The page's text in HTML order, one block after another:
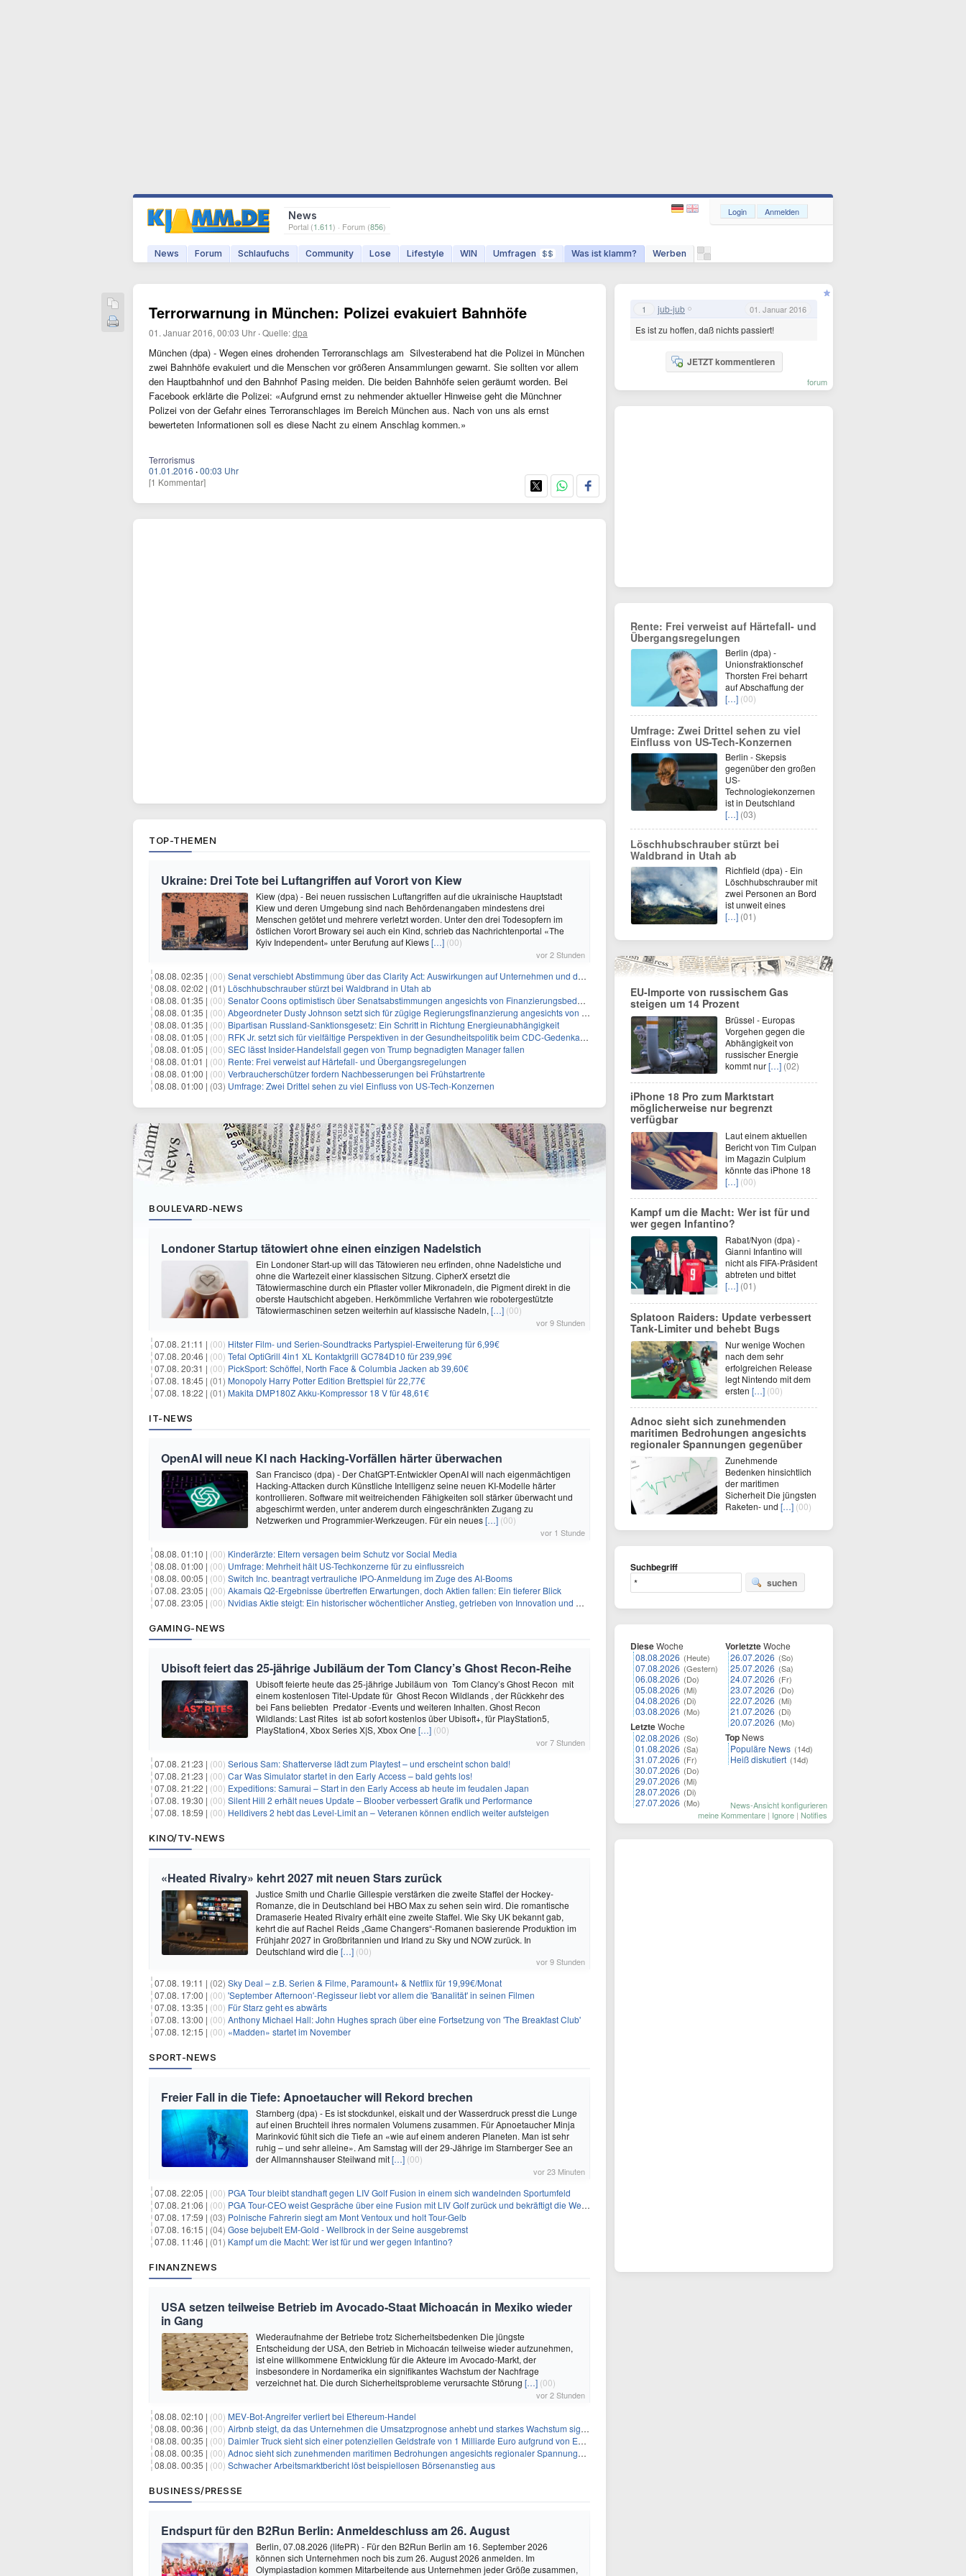
News
Portal (1.611) · Forum (856)
News Forum Schlaufuchs Community Lose Lifestyle WIN Umfragen $$ Was ist klamm? Werben
Login Anmelden
Terrorwarnung in München: Polizei evakuiert Bahnhöfe
01. Januar 2016, 00:03 Uhr ·Quelle:dpa
München (dpa) - Wegen eines drohenden Terroranschlags am Silvesterabend hat die Polizei in München
zwei Bahnhöfe evakuiert und die Menschen vor größeren Ansammlungen gewarnt. Sie sollten vor allem
den Hauptbahnhof und den Bahnhof Pasing meiden. Die beiden Bahnhöfe seien geräumt worden. Bei
Facebook erklärte die Polizei: «Aufgrund ernst zu nehmender aktueller Hinweise geht die Münchner
Polizei von der Gefahr eines Terroranschlages im Bereich München aus. Nach von uns als ernst
bewerteten Informationen soll es diese Nacht zu einem Anschlag kommen.»
Terrorismus
01.01.2016 ·00:03 Uhr
[1 Kommentar]
TOP-THEMEN
Ukraine: Drei Tote bei Luftangriffen auf Vorort von Kiew
Kiew (dpa) - Bei neuen russischen Luftangriffen auf die ukrainische Hauptstadt
Kiew und deren Umgebung sind nach Behördenangaben mindestens drei
Menschen getötet und mehrere verletzt worden. Unter den drei Todesopfern im
östlichen Vorort Browary sei auch ein Kind, schrieb das Nachrichtenportal «The
Kyiv Independent» unter Berufung auf Kiews[…] (00)
vor 2 Stunden
08.08. 02:35 | (00) Senat verschiebt Abstimmung über das Clarity Act: Auswirkungen auf Unternehmen und das Vertrauen der Investoren
08.08. 02:02 | (01) Löschhubschrauber stürzt bei Waldbrand in Utah ab
08.08. 01:35 | (00) Senator Coons optimistisch über Senatsabstimmungen angesichts von Finanzierungsbedenken
08.08. 01:35 | (00) Abgeordneter Dusty Johnson setzt sich für zügige Regierungsfinanzierung angesichts von Shutdown-Risiken ein
08.08. 01:35 | (00) Bipartisan Russland-Sanktionsgesetz: Ein Schritt in Richtung Energieunabhängigkeit
08.08. 01:05 | (00) RFK Jr. setzt sich für vielfältige Perspektiven in der Gesundheitspolitik beim CDC-Gedenkakt ein
08.08. 01:05 | (00) SEC lässt Insider-Handelsfall gegen von Trump begnadigten Manager fallen
08.08. 01:01 | (00) Rente: Frei verweist auf Härtefall- und Übergangsregelungen
08.08. 01:00 | (00) Verbraucherschützer fordern Nachbesserungen bei Frühstartrente
08.08. 01:00 | (03) Umfrage: Zwei Drittel sehen zu viel Einfluss von US-Tech-Konzernen
BOULEVARD-NEWS
Londoner Startup tätowiert ohne einen einzigen Nadelstich
Ein Londoner Start-up will das Tätowieren neu erfinden, ohne Nadelstiche und
ohne die Wartezeit einer klassischen Sitzung. CipherX ersetzt die
Tätowiermaschine durch ein Pflaster voller Mikronadeln, die Pigment direkt in die
oberste Hautschicht abgeben. Herkömmliche Verfahren wie robotergestützte
Tätowiermaschinen setzen weiterhin auf klassische Nadeln, […] (00)
vor 9 Stunden
07.08. 21:11 | (00) Hitster Film- und Serien-Soundtracks Partyspiel-Erweiterung für 6,99€
07.08. 20:46 | (00) Tefal OptiGrill 4in1 XL Kontaktgrill GC784D10 für 239,99€
07.08. 20:31 | (00) PickSport: Schöffel, North Face & Columbia Jacken ab 39,60€
07.08. 18:45 | (01) Monopoly Harry Potter Edition Brettspiel für 22,77€
07.08. 18:22 | (01) Makita DMP180Z Akku-Kompressor 18 V für 48,61€
IT-NEWS
OpenAI will neue KI nach Hacking-Vorfällen härter überwachen
San Francisco (dpa) - Der ChatGPT-Entwickler OpenAI will nach eigenmächtigen
Hacking-Attacken durch Künstliche Intelligenz seine neuen KI-Modelle härter
kontrollieren. Software mit weitreichenden Fähigkeiten soll stärker überwacht und
abgeschirmt werden, unter anderem durch eingeschränkten Zugang zu
Netzwerken und Programmier-Werkzeugen. Für ein neues[…] (00)
vor 1 Stunde
08.08. 01:10 | (00) Kinderärzte: Eltern versagen beim Schutz vor Social Media
08.08. 01:00 | (00) Umfrage: Mehrheit hält US-Techkonzerne für zu einflussreich
08.08. 00:05 | (00) Switch Inc. beantragt vertrauliche IPO-Anmeldung im Zuge des AI-Booms
07.08. 23:05 | (00) Akamais Q2-Ergebnisse übertreffen Erwartungen, doch Aktien fallen: Ein tieferer Blick
07.08. 23:05 | (00) Nvidias Aktie steigt: Ein historischer wöchentlicher Anstieg, getrieben von Innovation und Marktnachfrage
GAMING-NEWS
Ubisoft feiert das 25-jährige Jubiläum der Tom Clancy’s Ghost Recon-Reihe
Ubisoft feierte heute das 25-jährige Jubiläum von Tom Clancy’s Ghost Recon mit
einem kostenlosen Titel-Update für Ghost Recon Wildlands , der Rückkehr des
bei Fans beliebten Predator -Events und weiteren Inhalten. Ghost Recon
Wildlands: Last Rites ist ab sofort kostenlos über Ubisoft+, für PlayStation5,
PlayStation4, Xbox Series X|S, Xbox One […] (00)
vor 7 Stunden
07.08. 21:23 | (00) Serious Sam: Shatterverse lädt zum Playtest – und erscheint schon bald!
07.08. 21:23 | (00) Car Was Simulator startet in den Early Access – bald gehts los!
07.08. 21:22 | (00) Expeditions: Samurai – Start in den Early Access ab heute im feudalen Japan
07.08. 19:30 | (00) Silent Hill 2 erhält neues Update – Bloober verbessert Grafik und Performance
07.08. 18:59 | (00) Helldivers 2 hebt das Level-Limit an – Veteranen können endlich weiter aufsteigen
KINO/TV-NEWS
«Heated Rivalry» kehrt 2027 mit neuen Stars zurück
Justice Smith und Charlie Gillespie verstärken die zweite Staffel der Hockey-
Romanze, die in Deutschland bei HBO Max zu sehen sein wird. Die romantische
Dramaserie Heated Rivalry erhält eine zweite Staffel. Wie Sky UK bekannt gab,
kehrt die auf Rachel Reids „Game Changers“-Romanen basierende Produktion im
Frühjahr 2027 in Großbritannien und Irland zu Sky und NOW zurück. In
Deutschland wird die […] (00)
vor 9 Stunden
07.08. 19:11 | (02) Sky Deal – z.B. Serien & Filme, Paramount+ & Netflix für 19,99€/Monat
07.08. 17:00 | (00) 'September Afternoon'-Regisseur liebt vor allem die 'Banalität' in seinen Filmen
07.08. 13:35 | (00) Für Starz geht es abwärts
07.08. 13:00 | (00) Anthony Michael Hall: John Hughes sprach über eine Fortsetzung von 'The Breakfast Club'
07.08. 12:15 | (00) «Madden» startet im November
SPORT-NEWS
Freier Fall in die Tiefe: Apnoetaucher will Rekord brechen
Starnberg (dpa) - Es ist stockdunkel, eiskalt und der Wasserdruck presst die Lunge
auf einen Bruchteil ihres normalen Volumens zusammen. Für Apnoetaucher Minja
Marinković fühlt sich die Tiefe an «wie auf einem anderen Planeten. Man ist sehr
ruhig – und sehr alleine». Am Samstag will der 29-Jährige im Starnberger See an
der Allmannshauser Steilwand mit[…] (00)
vor 23 Minuten
07.08. 22:05 | (00) PGA Tour bleibt standhaft gegen LIV Golf Fusion in einem sich wandelnden Sportumfeld
07.08. 21:06 | (00) PGA Tour-CEO weist Gespräche über eine Fusion mit LIV Golf zurück und bekräftigt die Wettbewerbslandschaft
07.08. 17:59 | (03) Polnische Fahrerin siegt am Mont Ventoux und holt Tour-Gelb
07.08. 16:15 | (04) Gose bejubelt EM-Gold - Wellbrock in der Seine ausgebremst
07.08. 11:46 | (01) Kampf um die Macht: Wer ist für und wer gegen Infantino?
FINANZNEWS
USA setzen teilweise Betrieb im Avocado-Staat Michoacán in Mexiko wieder
in Gang
Wiederaufnahme der Betriebe trotz Sicherheitsbedenken Die jüngste
Entscheidung der USA, den Betrieb in Michoacán teilweise wieder aufzunehmen,
ist eine willkommene Entwicklung für die Akteure im Avocado-Markt, der
insbesondere in Nordamerika ein signifikantes Wachstum der Nachfrage
verzeichnet hat. Die durch Sicherheitsprobleme verursachte Störung […] (00)
vor 2 Stunden
08.08. 02:10 | (00) MEV-Bot-Angreifer verliert bei Ethereum-Handel
08.08. 00:36 | (00) Airbnb steigt, da das Unternehmen die Umsatzprognose anhebt und starkes Wachstum signalisiert
08.08. 00:35 | (00) Daimler Truck sieht sich einer potenziellen Geldstrafe von 1 Milliarde Euro aufgrund von EU-Emissionsvorschriften gegenüber
08.08. 00:35 | (00) Adnoc sieht sich zunehmenden maritimen Bedrohungen angesichts regionaler Spannungen gegenüber
08.08. 00:35 | (00) Schwacher Arbeitsmarktbericht löst beispiellosen Börsenanstieg aus
BUSINESS/PRESSE
Endspurt für den B2Run Berlin: Anmeldeschluss am 26. August
Berlin, 07.08.2026 (lifePR) - Für den B2Run Berlin am 16. September 2026
können sich Unternehmen noch bis zum 26. August 2026 anmelden. Im
Olympiastadion kommen Mitarbeitende aus Unternehmen jeder Größe zusammen,
1 jub-jub 01. Januar 2016
Es ist zu hoffen, daß nichts passiert!
JETZT kommentieren
forum
Rente: Frei verweist auf Härtefall- und
Übergangsregelungen
Berlin (dpa) -
Unionsfraktionschef
Thorsten Frei beharrt
auf Abschaffung der
[…] (00)
Umfrage: Zwei Drittel sehen zu viel
Einfluss von US-Tech-Konzernen
Berlin - Skepsis
gegenüber den großen
US-
Technologiekonzernen
ist in Deutschland
[…] (03)
Löschhubschrauber stürzt bei
Waldbrand in Utah ab
Richfield (dpa) - Ein
Löschhubschrauber mit
zwei Personen an Bord
ist unweit eines
[…] (01)
EU-Importe von russischem Gas
steigen um 14 Prozent
Brüssel - Europas
Vorgehen gegen die
Abhängigkeit von
russischer Energie
kommt nur[…] (02)
iPhone 18 Pro zum Marktstart
möglicherweise nur begrenzt
verfügbar
Laut einem aktuellen
Bericht von Tim Culpan
im Magazin Culpium
könnte das iPhone 18
[…] (00)
Kampf um die Macht: Wer ist für und
wer gegen Infantino?
Rabat/Nyon (dpa) -
Gianni Infantino will
nicht als FIFA-Präsident
abtreten und bittet
[…] (01)
Splatoon Raiders: Update verbessert
Tank-Limiter und behebt Bugs
Nur wenige Wochen
nach dem sehr
erfolgreichen Release
legt Nintendo mit dem
ersten […] (00)
Adnoc sieht sich zunehmenden
maritimen Bedrohungen angesichts
regionaler Spannungen gegenüber
Zunehmende
Bedenken hinsichtlich
der maritimen
Sicherheit Die jüngsten
Raketen- und […] (00)
Suchbegriff
suchen
DieseWoche
08.08.2026 (Heute)
07.08.2026 (Gestern)
06.08.2026 (Do)
05.08.2026 (Mi)
04.08.2026 (Di)
03.08.2026 (Mo)
LetzteWoche
02.08.2026 (So)
01.08.2026 (Sa)
31.07.2026 (Fr)
30.07.2026 (Do)
29.07.2026 (Mi)
28.07.2026 (Di)
27.07.2026 (Mo)
VorletzteWoche
26.07.2026 (So)
25.07.2026 (Sa)
24.07.2026 (Fr)
23.07.2026 (Do)
22.07.2026 (Mi)
21.07.2026 (Di)
20.07.2026 (Mo)
Top News
Populäre News (14d)
Heiß diskutiert (14d)
News-Ansicht konfigurieren
meine Kommentare | Ignore | Notifies